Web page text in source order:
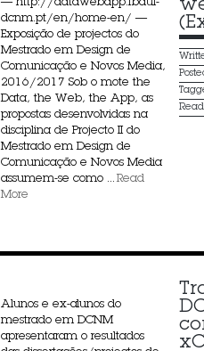
dcnm.pt/en/home-en/ —
Exposição de projectos do
Mestrado em Design de
Comunicação e Novos Media,
2016/2017 Sob o mote the
Data, the Web, the App, as
propostas desenvolvidas na
disciplina de Projecto II do
Mestrado em Design de
Comunicação e Novos Media
assumem-se como ... Read
More
Alunos e ex-alunos do
mestrado em DCNM
apresentaram o resultados